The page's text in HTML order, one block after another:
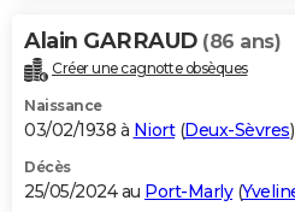
Alain GARRAUD (86 ans)
Créer une cagnotte obsèques
Naissance
03/02/1938 à Niort(Deux-Sèvres)
Décès
25/05/2024 au Port-Marly(